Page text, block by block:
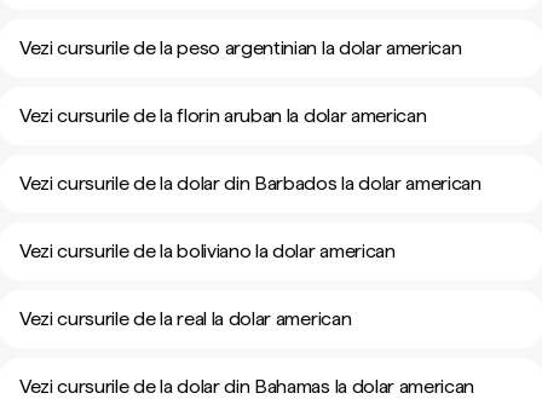
Vezi cursurile de la peso argentinian la dolar american
Vezi cursurile de la florin aruban la dolar american
Vezi cursurile de la dolar din Barbados la dolar american
Vezi cursurile de la boliviano la dolar american
Vezi cursurile de la real la dolar american
Vezi cursurile de la dolar din Bahamas la dolar american